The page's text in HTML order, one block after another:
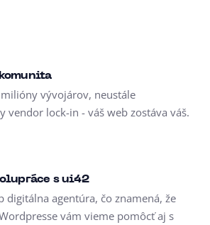
vývojárov, neustále
vendor lock-in - váš web zostáva váš.
s ui42
digitálna agentúra, čo znamená, že
vám vieme pomôcť aj s